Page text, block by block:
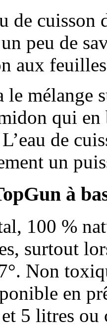
de cuisson
peu de
aux
le mélange
qui
de
un
à
100 %
surtout
Non
en
5 litres ou